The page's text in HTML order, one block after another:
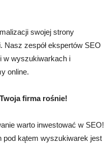
swojej strony
Nasz zespół ekspertów SEO
w wyszukiwarkach i
online.
firma rośnie!
warto inwestować w SEO!
pod kątem wyszukiwarek jest